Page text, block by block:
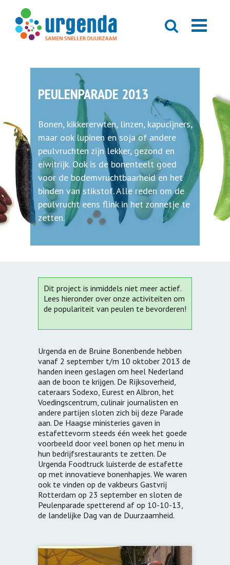
PEULENPARADE 2013
Bonen, kikkererwten, linzen, kapucijners,
maar ook lupinen en soja of andere
peulvruchten zijn lekker, gezond en
eiwitrijk. Ook is de bonenteelt goed
voor de bodemvruchtbaarheid en het
binden van stikstof. Alle reden om de
peulvrucht eens flink in het zonnetje te
zetten.
Dit project is inmiddels niet meer actief.
Lees hieronder over onze activiteiten om
de populariteit van peulen te bevorderen!
Urgenda en de Bruine Bonenbende hebben
vanaf 2 september t/m 10 oktober 2013 de
handen ineen geslagen om heel Nederland
aan de boon te krijgen. De Rijksoverheid,
cateraars Sodexo, Eurest en Albron, het
Voedingscentrum, culinair journalisten en
andere partijen sloten zich bij deze Parade
aan. De Haagse ministeries gaven in
estafettevorm steeds één week het goede
voorbeeld door veel bonen op het menu in
hun bedrijfsrestaurants te zetten. De
Urgenda Foodtruck luisterde de estafette
op met innovatieve bonenhapjes. We waren
ook te vinden op de vakbeurs Gastvrij
Rotterdam op 23 september en sloten de
Peulenparade spetterend af op 10-10-13,
de landelijke Dag van de Duurzaamheid.